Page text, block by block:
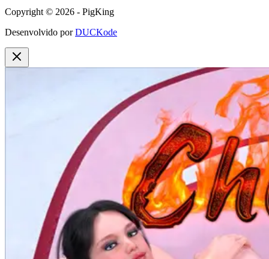
Copyright © 2026 - PigKing
Desenvolvido por DUCKode